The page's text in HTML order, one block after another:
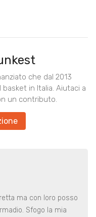
che dal 2013
in Italia. Aiutaci a
un contributo.
ma con loro posso
Sfogo la mia